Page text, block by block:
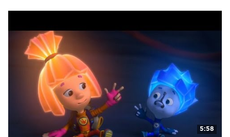
5:58